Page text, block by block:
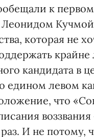
к
Леонидом
которая не
крайне
кандидата в
едином левом
что
И не потому,